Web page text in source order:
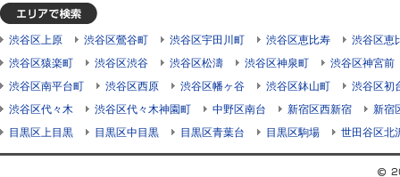
渋谷区上原 渋谷区鶯谷町 渋谷区宇田川町 渋谷区恵比寿
渋谷区恵
渋谷区猿楽町
渋谷区渋谷 渋谷区松濤 渋谷区神泉町
渋谷区神宮前
渋谷区南平台町
渋谷区西原 渋谷区幡ヶ谷 渋谷区鉢山町
渋谷区初
渋谷区代々木
渋谷区代々木神園町 中野区南台 新宿区西新宿
新宿
目黒区上目黒
目黒区中目黒 目黒区青葉台 目黒区駒場 世田谷区北